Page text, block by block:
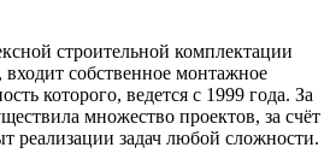
строительной комплектации
собственное монтажное
которого, ведется с 1999 года. За
множество проектов, за счёт
реализации задач любой сложности.